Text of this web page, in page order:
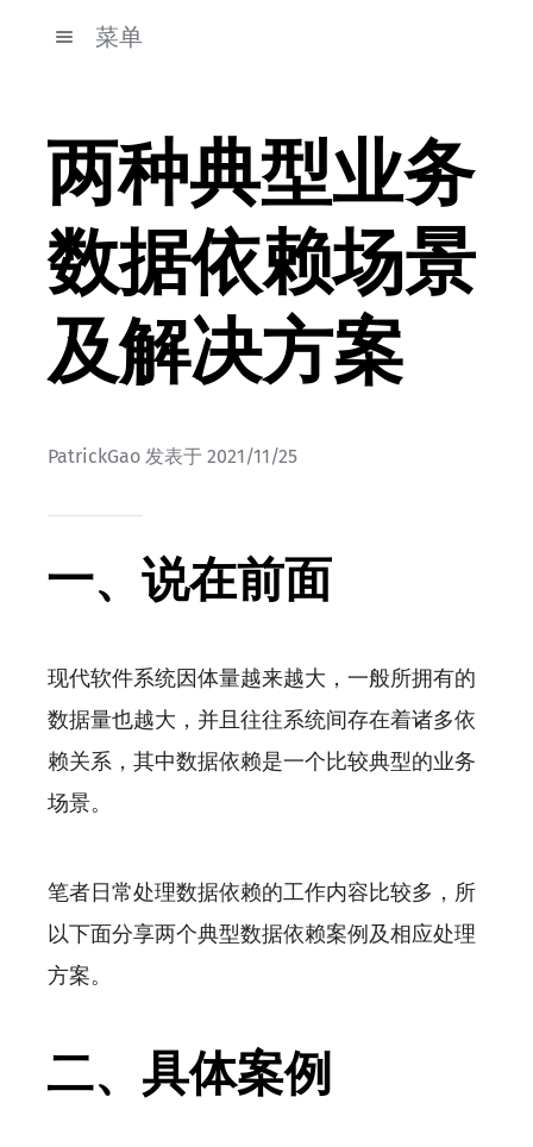
菜单
两种典型业务
数据依赖场景
及解决方案
PatrickGao 发表于 2021/11/25
一、说在前面
现代软件系统因体量越来越大，一般所拥有的
数据量也越大，并且往往系统间存在着诸多依
赖关系，其中数据依赖是一个比较典型的业务
场景。
笔者日常处理数据依赖的工作内容比较多，所
以下面分享两个典型数据依赖案例及相应处理
方案。
二、具体案例